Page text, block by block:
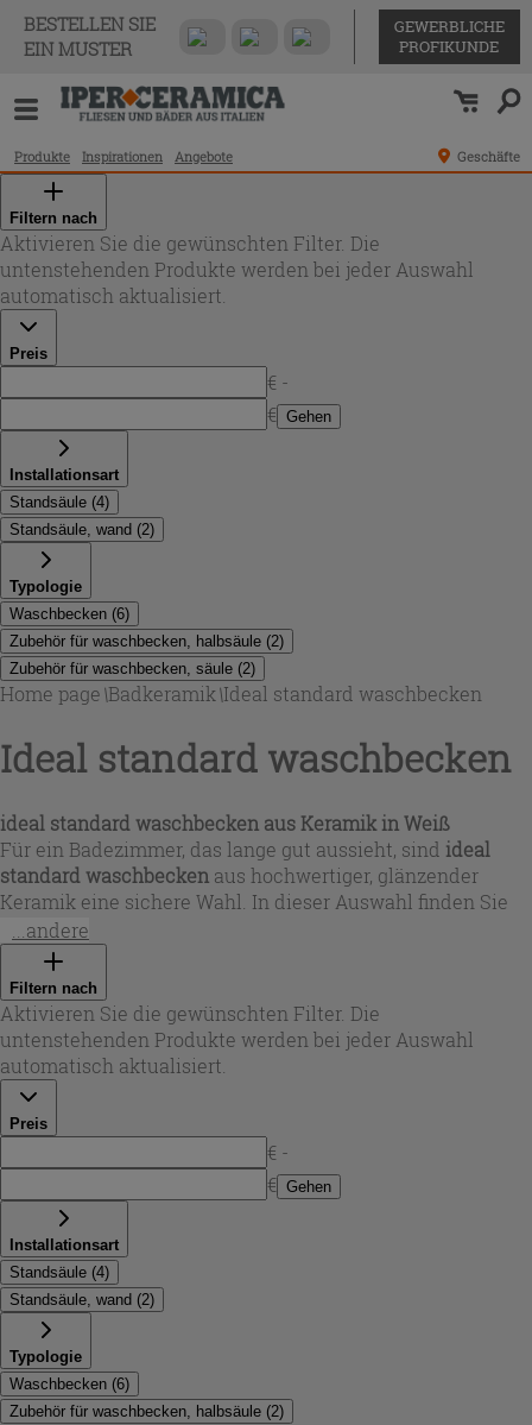
BESTELLEN SIE
EIN MUSTER
GEWERBLICHE
PROFIKUNDE
Produkte Inspirationen Angebote Geschäfte
Filtern nach
Aktivieren Sie die gewünschten Filter. Die
untenstehenden Produkte werden bei jeder Auswahl
automatisch aktualisiert.
Preis
€ -
€ Gehen
Installationsart
Standsäule (4)
Standsäule, wand (2)
Typologie
Waschbecken (6)
Zubehör für waschbecken, halbsäule (2)
Zubehör für waschbecken, säule (2)
Home page\Badkeramik\Ideal standard waschbecken
Ideal standard waschbecken
ideal standard waschbecken aus Keramik in Weiß
Für ein Badezimmer, das lange gut aussieht, sind ideal
standard waschbecken aus hochwertiger, glänzender
Keramik eine sichere Wahl. In dieser Auswahl finden Sie
runde Becken in strahlendem Weiß mit praktischen
Details wie Überlauf und zentralem Armaturenloch –
ideal, wenn Sie eine klare, pflegeleichte Lösung suchen. Je
nach Grundriss und Komfortanspruch stehen mehrere
Breiten zur Verfügung, vom kompaktenhandwaschbecken
ideal standardbis zu großzügigeren Varianten. Bei
Iperceramica wählen Sie damit ein
verbindet.
...andere
Filtern nach
Aktivieren Sie die gewünschten Filter. Die
untenstehenden Produkte werden bei jeder Auswahl
automatisch aktualisiert.
Preis
€ -
€ Gehen
Installationsart
Standsäule (4)
Standsäule, wand (2)
Typologie
Waschbecken (6)
Zubehör für waschbecken, halbsäule (2)